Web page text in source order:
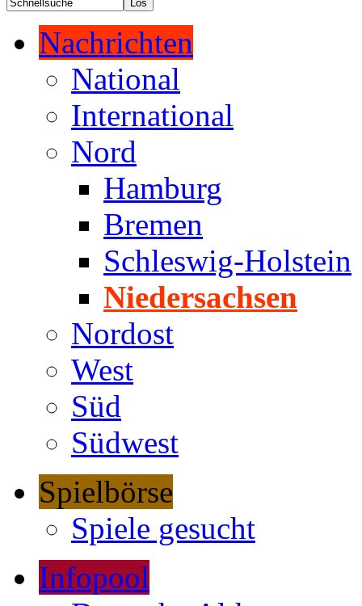
Nachrichten
National
International
Nord
Hamburg
Bremen
Schleswig-Holstein
Niedersachsen
Nordost
West
Süd
Südwest
Spielbörse
Spiele gesucht
Infopool